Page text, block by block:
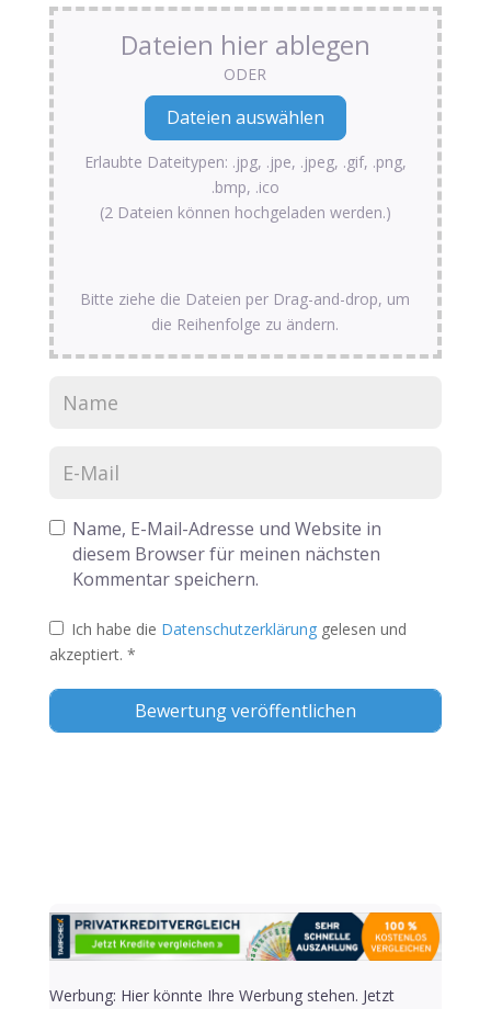
Dateien hier ablegen
ODER
Erlaubte Dateitypen: .jpg, .jpe, .jpeg, .gif, .png,
.bmp, .ico
(2 Dateien können hochgeladen werden.)
Bitte ziehe die Dateien per Drag-and-drop, um
die Reihenfolge zu ändern.
Name, E-Mail-Adresse und Website in
diesem Browser für meinen nächsten
Kommentar speichern.
Ich habe die Datenschutzerklärung gelesen und
akzeptiert. *
Werbung: Hier könnte Ihre Werbung stehen. Jetzt